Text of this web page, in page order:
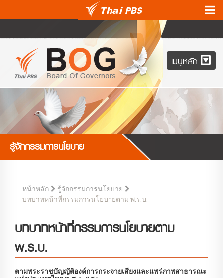
เมนูหลัก
รู้จักกรรมการนโยบาย
หน้าหลัก รู้จักกรรมการนโยบาย
บทบาทหน้าที่กรรมการนโยบายตาม พ.ร.บ.
บทบาทหน้าที่กรรมการนโยบายตาม
พ.ร.บ.
ตามพระราชบัญญัติองค์การกระจายเสียงและแพร่ภาพสาธารณะ